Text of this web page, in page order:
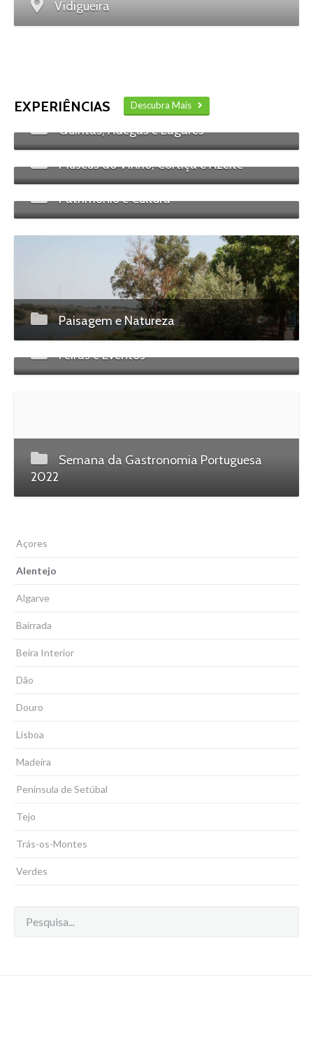
Vidigueira
EXPERIÊNCIAS Descubra Mais
Quintas, Adegas e Lagares
Museus do Vinho, Cortiça e Azeite
Património e Cultura
Paisagem e Natureza
Feiras e Eventos
Semana da Gastronomia Portuguesa
2022
Açores
Alentejo
Algarve
Bairrada
Beira Interior
Dão
Douro
Lisboa
Madeira
Península de Setúbal
Tejo
Trás-os-Montes
Verdes